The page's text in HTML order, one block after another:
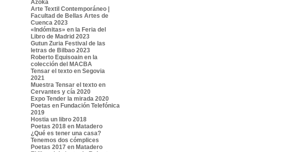
Azoka
Arte Textil Contemporáneo |
Facultad de Bellas Artes de
Cuenca 2023
«Indómitas» en la Feria del
Libro de Madrid 2023
Gutun Zuria Festival de las
letras de Bilbao 2023
Roberto Equisoain en la
colección del MACBA
Tensar el texto en Segovia
2021
Muestra Tensar el texto en
Cervantes y cía 2020
Expo Tender la mirada 2020
Poetas en Fundación Telefónica
2019
Hostia un libro 2018
Poetas 2018 en Matadero
¿Qué es tener una casa?
Tenemos dos cómplices
Poetas 2017 en Matadero